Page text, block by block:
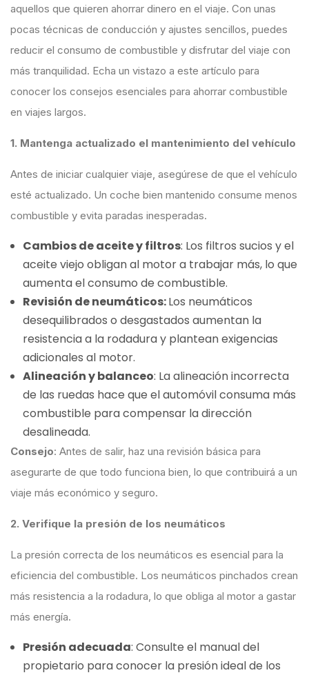
aquellos que quieren ahorrar dinero en el viaje. Con unas
pocas técnicas de conducción y ajustes sencillos, puedes
reducir el consumo de combustible y disfrutar del viaje con
más tranquilidad. Echa un vistazo a este artículo para
conocer los consejos esenciales para ahorrar combustible
en viajes largos.
1. Mantenga actualizado el mantenimiento del vehículo
Antes de iniciar cualquier viaje, asegúrese de que el vehículo
esté actualizado. Un coche bien mantenido consume menos
combustible y evita paradas inesperadas.
Cambios de aceite y filtros: Los filtros sucios y el
aceite viejo obligan al motor a trabajar más, lo que
aumenta el consumo de combustible.
Revisión de neumáticos:Los neumáticos
desequilibrados o desgastados aumentan la
resistencia a la rodadura y plantean exigencias
adicionales al motor.
Alineación y balanceo: La alineación incorrecta
de las ruedas hace que el automóvil consuma más
combustible para compensar la dirección
desalineada.
Consejo: Antes de salir, haz una revisión básica para
asegurarte de que todo funciona bien, lo que contribuirá a un
viaje más económico y seguro.
2. Verifique la presión de los neumáticos
La presión correcta de los neumáticos es esencial para la
eficiencia del combustible. Los neumáticos pinchados crean
más resistencia a la rodadura, lo que obliga al motor a gastar
más energía.
Presión adecuada: Consulte el manual del
propietario para conocer la presión ideal de los